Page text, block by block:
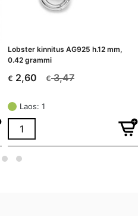
Lobster kinnitus AG925 h.12 mm,
0.42 grammi
€3,47
Algne
oli:
€ 3,47.
€ 2,60
Current
is:
€ 2,60.
Laos: 1